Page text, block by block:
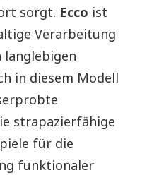
sorgt. Ecco ist
Verarbeitung
langlebigen
in diesem Modell
strapazierfähige
für die
funktionaler